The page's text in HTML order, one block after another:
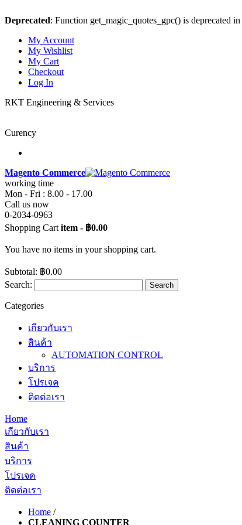
Deprecated: Function get_magic_quotes_gpc() is deprecated in
My Account
My Wishlist
My Cart
Checkout
Log In
RKT Engineering & Services
Curency
Magento Commerce
working time
Mon - Fri : 8.00 - 17.00
Call us now
0-2034-0963
Shopping Cart item - ฿0.00
You have no items in your shopping cart.
Subtotal: ฿0.00
Search:
Search
Categories
เกียวกับเรา
สินค้า
AUTOMATION CONTROL
บริการ
โปรเจค
ติดต่อเรา
Home
เกียวกับเรา
สินค้า
บริการ
โปรเจค
ติดต่อเรา
Home /
CLEANING COUNTER